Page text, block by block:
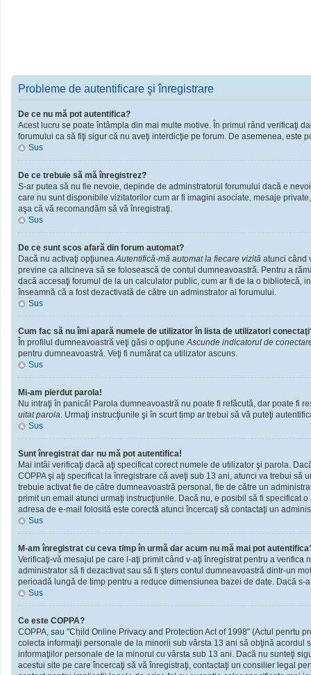
Probleme de autentificare şi înregistrare
De ce nu mă pot autentifica?
Acest lucru se poate întâmpla din mai multe motive. În primul rând verificaţi
forumului ca să fiţi sigur că nu aveţi interdicţie pe forum. De asemenea,
Sus
De ce trebuie să mă înregistrez?
S-ar putea să nu fie nevoie, depinde de adminstratorul forumului dacă e
care nu sunt disponibile vizitatorilor cum ar fi imagini asociate, mesaje
aşa că vă recomandăm să vă înregistraţi.
Sus
De ce sunt scos afară din forum automat?
Dacă nu activaţi opţiuneaAutentifică-mă automat la fiecare vizită atunci când
previne ca altcineva să se folosească de contul dumneavoastră. Pentru a
dacă accesaţi forumul de la un calculator public, cum ar fi de la o bibliotecă,
înseamnă că a fost dezactivată de către un adminstrator al forumului.
Sus
Cum fac să nu îmi apară numele de utilizator în lista de utilizatori
În profilul dumneavoastră veţi găsi o opţiuneAscunde indicatorul de
pentru dumneavoastră. Veţi fi numărat ca utilizator ascuns.
Sus
Mi-am pierdut parola!
Nu intraţi în panică! Parola dumneavoastră nu poate fi refăcută, dar poate fi
uitat parola. Urmaţi instrucţiunile şi în scurt timp ar trebui să vă puteţi
Sus
Sunt înregistrat dar nu mă pot autentifica!
Mai intâi verificaţi dacă aţi specificat corect numele de utilizator şi parola.
COPPA şi aţi specificat la înregistrare că aveţi sub 13 ani, atunci va trebui
trebuie activat fie de către dumneavoastră personal, fie de către un
primit un email atunci urmaţi instrucţiunile. Dacă nu, e posibil să fi specificat
adresa de e-mail folosită este corectă atunci încercaţi să contactaţi un
Sus
M-am înregistrat cu ceva timp în urmă dar acum nu mă mai pot
Verificaţi-vă mesajul pe care l-aţi primit când v-aţi înregistrat pentru a
administrator să fi dezactivat sau să fi şters contul dumneavoastră dintr-un
perioadă lungă de timp pentru a reduce dimensiunea bazei de date. Dacă
Sus
Ce este COPPA?
COPPA, sau "Child Online Privacy and Protection Act of 1998" (Actul penrtu
colecta informaţii personale de la minorii sub vârsta 13 ani să obţină
informaţiilor personale de la minorul cu vârsta sub 13 ani. Dacă nu sunteţi
acestui site pe care încercaţi să vă înregistraţi, contactaţi un consilier legal